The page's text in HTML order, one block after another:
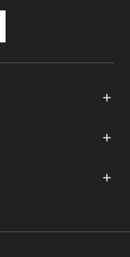


